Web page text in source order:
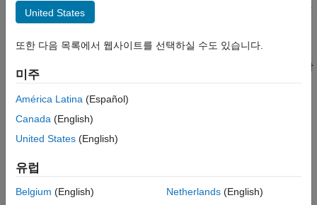
속성 get 메서드
참고 항목
get. PropertyName
을 사용하여 get 메서드와
set 메서드의 이름을 지정하십시오.
get 메서드와 set 메서드는 속성에 액세스하는 것 외에도 추가
단계를 수행할 수 있습니다. get 메서드를 사용하면 다음을 수행할
수 있습니다.
사용자에게 제시한 것과 다른 형식으로 데이터를 저장할 수
United States
또한 다음 목록에서 웹사이트를 선택하실 수도 있습니다.
미주
América Latina (Español)
Canada (English)
United States (English)
유럽
Belgium (English)
Netherlands(English)